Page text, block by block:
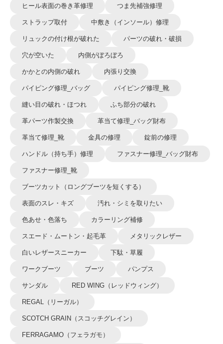
ヒール表面の巻き革修理 つま先補強修理
ストラップ取付 中敷き（インソール）修理
リュックの付け根が破れた パーツの破れ・破損
穴が空いた 内側がぼろぼろ
かかとの内側の破れ 内張り交換
パイピング修理_バッグ パイピング修理_靴
縫い目の破れ・ほつれ ふち部分の破れ
革パーツ作製交換 革当て修理_バッグ財布
革当て修理_靴 金具の修理 錠前の修理
ハンドル（持ち手）修理 ファスナー修理_バッグ財布
ファスナー修理_靴
ブーツカット（ロングブーツを短くする）
表面のスレ・キズ 汚れ・シミを取りたい
色あせ・色落ち カラーリング補修
スエード・ムートン・起毛革 メタリックレザー
白いレザースニーカー 下駄・草履
ワークブーツ ブーツ パンプス
サンダル RED WING（レッドウィング）
REGAL（リーガル）
SCOTCH GRAIN（スコッチグレイン）
FERRAGAMO（フェラガモ）